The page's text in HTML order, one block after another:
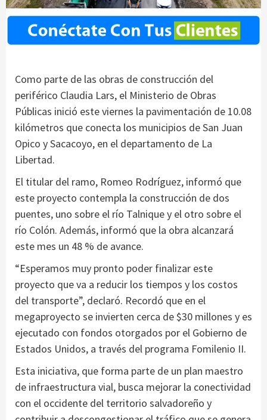
Como parte de las obras de construcción del
periférico Claudia Lars, el Ministerio de Obras
Públicas inició este viernes la pavimentación de 10.08
kilómetros que conecta los municipios de San Juan
Opico y Sacacoyo, en el departamento de La
Libertad.
El titular del ramo, Romeo Rodríguez, informó que
este proyecto contempla la construcción de dos
puentes, uno sobre el río Talnique y el otro sobre el
río Colón. Además, informó que la obra alcanzará
este mes un 48 % de avance.
“Esperamos muy pronto poder finalizar este
proyecto que va a reducir los tiempos y los costos
del transporte”, declaró. Recordó que en el
megaproyecto se invierten cerca de $30 millones y es
ejecutado con fondos otorgados por el Gobierno de
Estados Unidos, a través del programa Fomilenio II.
Esta iniciativa, que forma parte de un plan maestro
de infraestructura vial, busca mejorar la conectividad
con el occidente del territorio salvadoreño y